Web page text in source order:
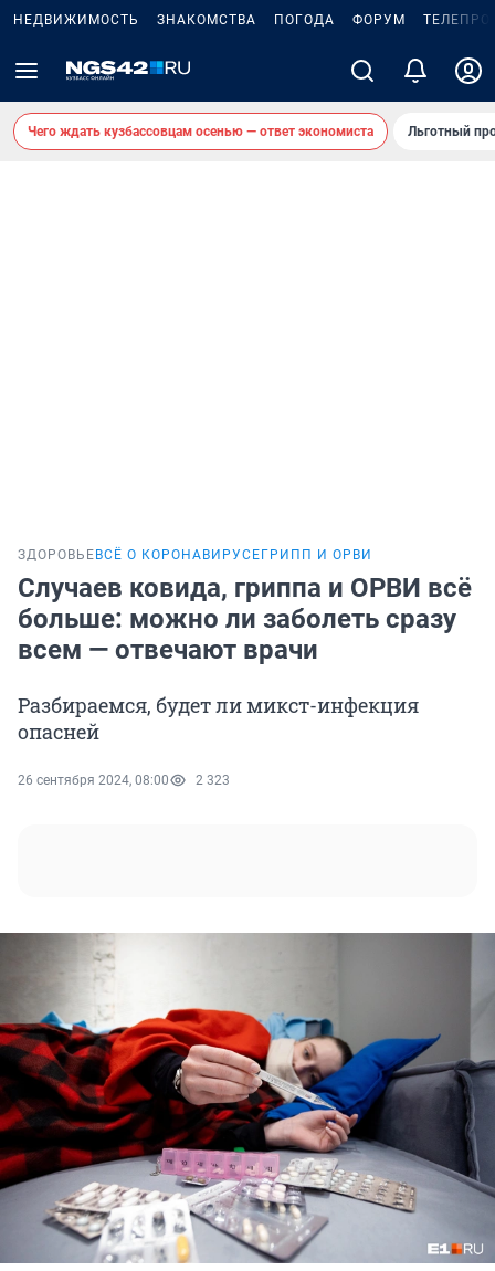
НЕДВИЖИМОСТЬ ЗНАКОМСТВА ПОГОДА ФОРУМ
Чего ждать кузбассовцам осенью — ответ экономиста Льготный
ЗДОРОВЬЕ ВСЁ О КОРОНАВИРУСЕ ГРИПП И ОРВИ
Случаев ковида, гриппа и ОРВИ всё
больше: можно ли заболеть сразу
всем — отвечают врачи
Разбираемся, будет ли микст-инфекция
опасней
26 сентября 2024, 08:00 2 323